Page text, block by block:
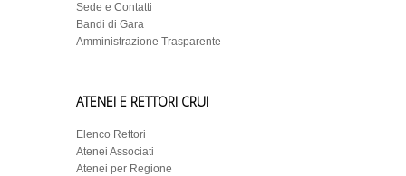
Sede e Contatti
Bandi di Gara
Amministrazione Trasparente
ATENEI E RETTORI CRUI
Elenco Rettori
Atenei Associati
Atenei per Regione